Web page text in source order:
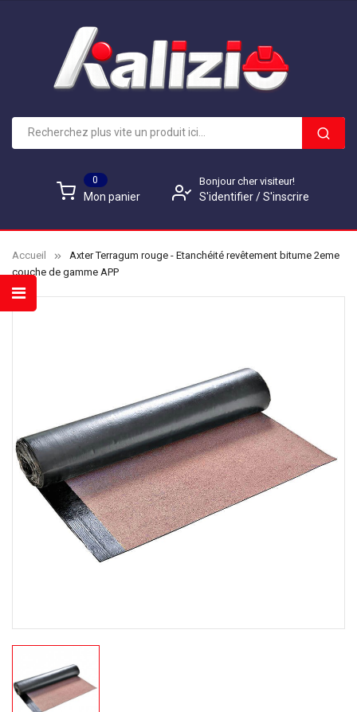
0
Mon panier
Bonjour cher visiteur!
S'identifier/ S'inscrire
Accueil
Axter Terragum rouge - Etanchéité revêtement bitume 2eme
couche de gamme APP